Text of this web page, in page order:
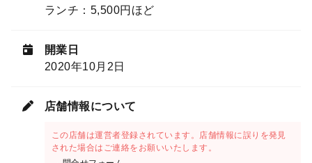
ランチ：5,500円ほど
開業日
2020年10月2日
店舗情報について
この店舗は運営者登録されています。店舗情報に誤りを発見
された場合はご連絡をお願いいたします。